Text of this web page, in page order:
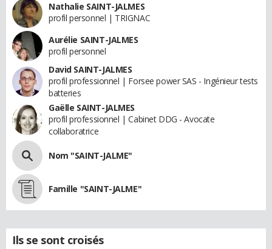
Nathalie SAINT-JALMES
profil personnel | TRIGNAC
Aurélie SAINT-JALMES
profil personnel
David SAINT-JALMES
profil professionnel | Forsee power SAS - Ingénieur tests
batteries
Gaëlle SAINT-JALMES
profil professionnel | Cabinet DDG - Avocate
collaboratrice
Nom "SAINT-JALME"
Famille "SAINT-JALME"
Ils se sont croisés